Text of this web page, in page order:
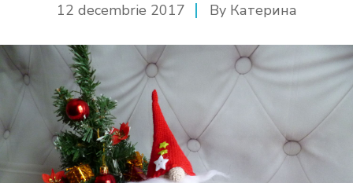
12 decembrie 2017 By Катерина